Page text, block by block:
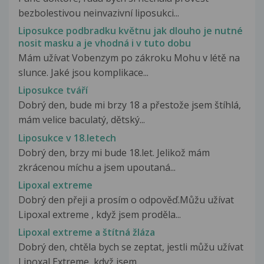
bezbolestivou neinvazivní liposukci...
Liposukce podbradku květnu jak dlouho je nutné
nosit masku a je vhodná i v tuto dobu
Mám užívat Vobenzym po zákroku Mohu v létě na
slunce. Jaké jsou komplikace...
Liposukce tváří
Dobrý den, bude mi brzy 18 a přestože jsem štíhlá,
mám velice baculatý, dětský...
Liposukce v 18.letech
Dobrý den, brzy mi bude 18.let. Jelikož mám
zkrácenou míchu a jsem upoutaná...
Lipoxal extreme
Dobrý den přeji a prosím o odpověď.Můžu užívat
Lipoxal extreme , když jsem proděla...
Lipoxal extreme a štítná žláza
Dobrý den, chtěla bych se zeptat, jestli můžu užívat